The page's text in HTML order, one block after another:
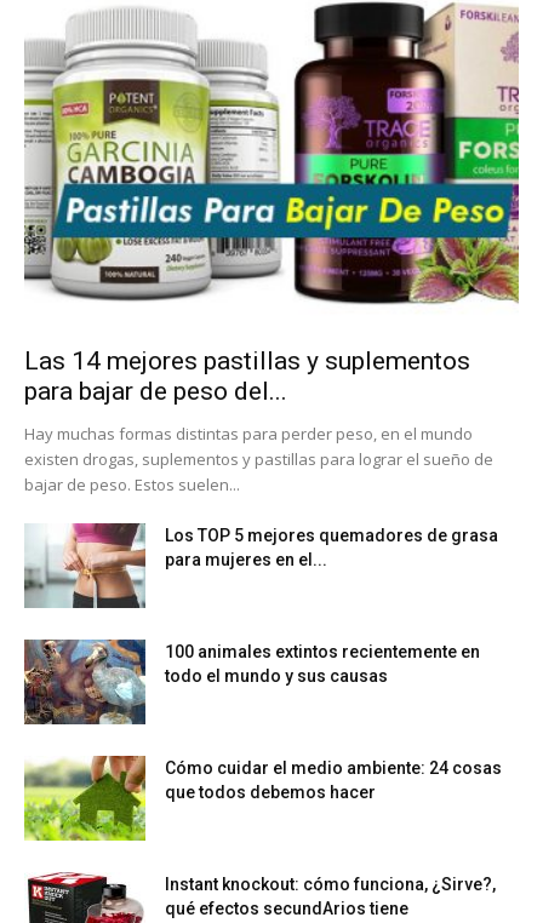
Las 14 mejores pastillas y suplementos
para bajar de peso del...
Hay muchas formas distintas para perder peso, en el mundo
existen drogas, suplementos y pastillas para lograr el sueño de
bajar de peso. Estos suelen...
Los TOP 5 mejores quemadores de grasa
para mujeres en el...
100 animales extintos recientemente en
todo el mundo y sus causas
Cómo cuidar el medio ambiente: 24 cosas
que todos debemos hacer
Instant knockout: cómo funciona, ¿Sirve?,
qué efectos secundArios tiene